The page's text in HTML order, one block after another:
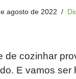
agosto de 2022
de cozinhar
E vamos